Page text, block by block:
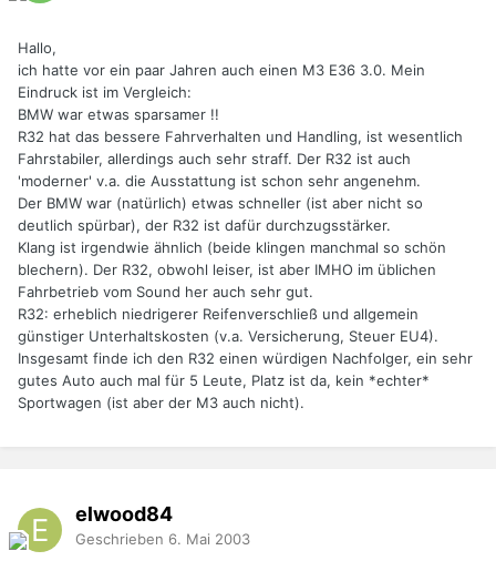
Hallo,
ich hatte vor ein paar Jahren auch einen M3 E36 3.0. Mein
Eindruck ist im Vergleich:
BMW war etwas sparsamer !!
R32 hat das bessere Fahrverhalten und Handling, ist wesentlich
Fahrstabiler, allerdings auch sehr straff. Der R32 ist auch
'moderner' v.a. die Ausstattung ist schon sehr angenehm.
Der BMW war (natürlich) etwas schneller (ist aber nicht so
deutlich spürbar), der R32 ist dafür durchzugsstärker.
Klang ist irgendwie ähnlich (beide klingen manchmal so schön
blechern). Der R32, obwohl leiser, ist aber IMHO im üblichen
Fahrbetrieb vom Sound her auch sehr gut.
R32: erheblich niedrigerer Reifenverschließ und allgemein
günstiger Unterhaltskosten (v.a. Versicherung, Steuer EU4).
Insgesamt finde ich den R32 einen würdigen Nachfolger, ein sehr
gutes Auto auch mal für 5 Leute, Platz ist da, kein *echter*
Sportwagen (ist aber der M3 auch nicht).
elwood84
Geschrieben 6. Mai 2003